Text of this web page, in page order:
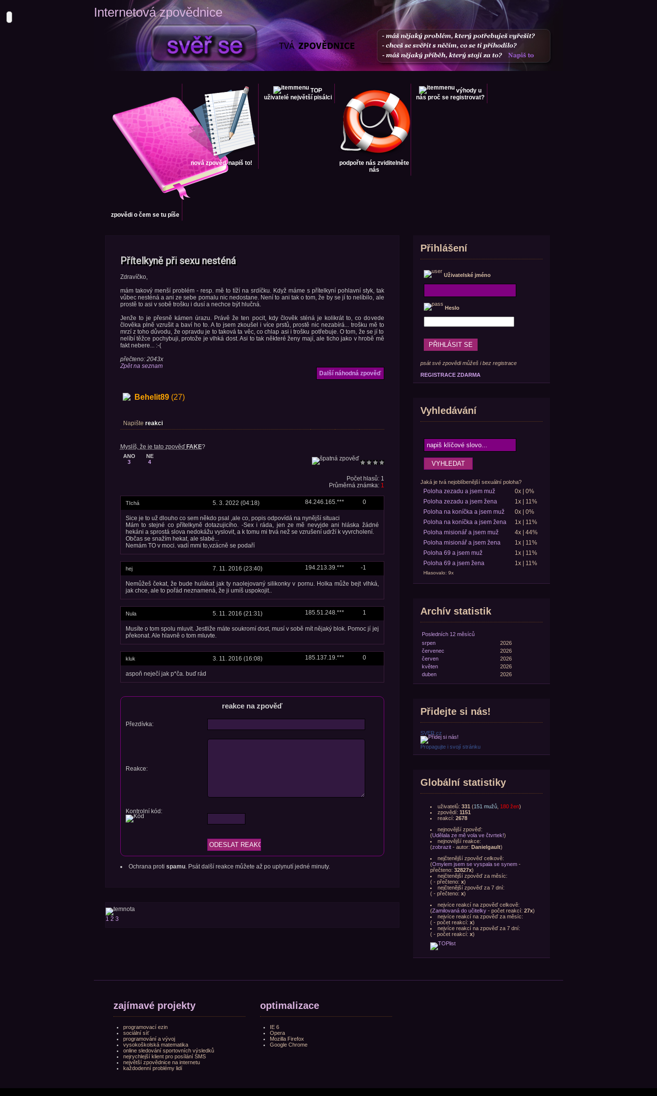
Internetová zpovědnice
zpovědi o čem se tu píše
nová zpověď napiš to!
TOP
uživatelé největší pisálci
podpořte nás zviditelněte
nás
výhody u
nás proč se registrovat?
Přítelkyně při sexu nesténá
Zdravíčko,
mám takový menší problém - resp. mě to tíží na srdíčku. Když máme s přítelkyní pohlavní styk, tak
vůbec nesténá a ani ze sebe pomalu nic nedostane. Není to ani tak o tom, že by se jí to nelíbilo, ale
prostě to asi v sobě trošku i dusí a nechce být hlučná.
Jenže to je přesně kámen úrazu. Právě že ten pocit, kdy člověk sténá je kolikrát to, co dovede
člověka plně vzrušit a baví ho to. A to jsem zkoušel i více prstů, prostě nic nezabírá... trošku mě to
mrzí z toho důvodu, že opravdu je to taková ta věc, co chlap asi i trošku potřebuje. O tom, že se jí to
nelíbí těžce pochybuji, protože je vlhká dost. Asi to tak některé ženy mají, ale ticho jako v hrobě mě
fakt nebere... :-(
přečteno: 2043x
Zpět na seznam
Další náhodná zpověď
Behelit89(27)
Napište reakci
Myslíš, že je tato zpověďFAKE?
ANO
3
NE
4
Počet hlasů: 1
Průměrná známka: 1
TIchá 5. 3. 2022 (04:18) 84.246.165.*** 0
Sice je to už dlouho co sem někdo psal ,ale co, popis odpovídá na nynější situaci
Mám to stejné co přítelkyně dotazujicího. -Sex i ráda, jen ze mě nevyjde ani hláska žádné
hekáni a sprostá slova nedokážu vyslovit, a k tomu mi trvá než se vzrušení udrží k vyvrcholení.
Občas se snažím hekat, ale slabé...
Nemám TO v moci. vadí mmi to,vzácně se podaří
hej 7. 11. 2016 (23:40) 194.213.39.*** -1
Nemůžeš čekat, že bude hulákat jak ty naolejovaný silikonky v pornu. Holka může bejt vlhká,
jak chce, ale to pořád neznamená, že ji umíš uspokojit..
Nula 5. 11. 2016 (21:31) 185.51.248.*** 1
Musíte o tom spolu mluvit. Jestliže máte soukromí dost, musí v sobě mít nějaký blok. Pomoc jí jej
překonat. Ale hlavně o tom mluvte.
kluk 3. 11. 2016 (16:08) 185.137.19.*** 0
aspoň neječí jak p*ča. buď rád
reakce na zpověď
Přezdívka:
Reakce:
Kontrolní kód:
Ochrana proti spamu. Psát další reakce můžete až po uplynutí jedné minuty.
1 2 3
Přihlášení
Uživatelské jméno
Heslo
psát své zpovědi můžeš i bez registrace
REGISTRACE ZDARMA
Vyhledávání
Jaká je tvá nejoblíbenější sexuální poloha?
Poloha zezadu a jsem muž
0x | 0%
Poloha zezadu a jsem žena
1x | 11%
Poloha na koníčka a jsem muž
0x | 0%
Poloha na koníčka a jsem žena
1x | 11%
Poloha misionář a jsem muž
4x | 44%
Poloha misionář a jsem žena
1x | 11%
Poloha 69 a jsem muž
1x | 11%
Poloha 69 a jsem žena
1x | 11%
Hlasovalo: 9x
Archív statistik
Posledních 12 měsíců
srpen
2026
červenec
2026
červen
2026
květen
2026
duben
2026
Přidejte si nás!
SVER.cz
Propagujte i svojí stránku
Globální statistiky
uživatelů: 331 (151 mužů, 180 žen)
zpovědí: 1151
reakcí: 2678
nejnovější zpověď:
(Udělala ze mě vola ve čtvrtek!)
nejnovější reakce:
(zobrazit- autor: Danielgault)
nejčtenější zpověď celkově:
(Omylem jsem se vyspala se synem-
přečteno: 32827x)
nejčtenější zpověď za měsíc:
(- přečteno: x)
nejčtenější zpověď za 7 dní:
(- přečteno: x)
nejvíce reakcí na zpověď celkově:
(Zamilovaná do učitelky- počet reakcí: 27x)
nejvíce reakcí na zpověď za měsíc:
(- počet reakcí: x)
nejvíce reakcí na zpověď za 7 dní:
(- počet reakcí: x)
zajímavé projekty
programovací ezin
sociální síť
programování a vývoj
vysokoškolská matematika
online sledování sportovních výsledků
nejrychlejší klient pro posílání SMS
největší zpovědnice na internetu
každodenní problémy lidí
optimalizace
IE 6
Opera
Mozilla Firefox
Google Chrome